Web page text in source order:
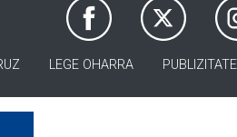
LEGE OHARRA